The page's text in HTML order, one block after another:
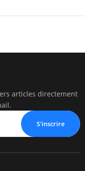
Liberté •
articles directement
S'inscrire